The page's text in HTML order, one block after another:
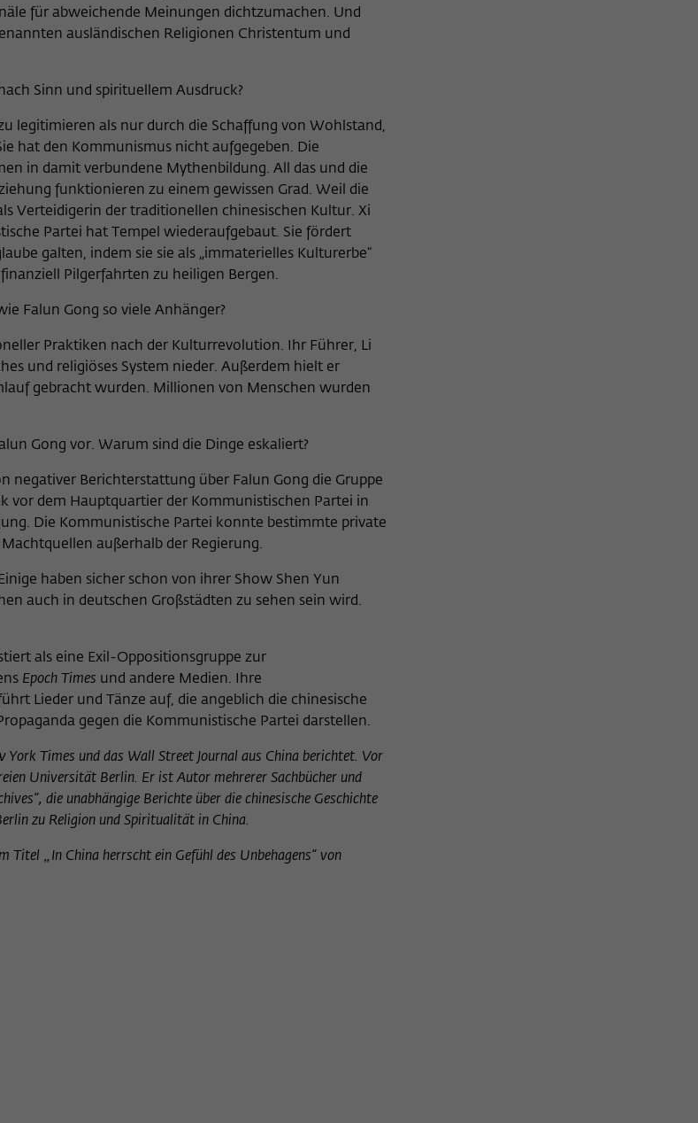
für abweichende Meinungen dichtzumachen. Und
ausländischen Religionen Christentum und
Sinn und spirituellem Ausdruck?
legitimieren als nur durch die Schaffung von Wohlstand,
hat den Kommunismus nicht aufgegeben. Die
in damit verbundene Mythenbildung. All das und die
funktionieren zu einem gewissen Grad. Weil die
Verteidigerin der traditionellen chinesischen Kultur. Xi
Partei hat Tempel wiederaufgebaut. Sie fördert
galten, indem sie sie als „immaterielles Kulturerbe“
Pilgerfahrten zu heiligen Bergen.
Falun Gong so viele Anhänger?
Praktiken nach der Kulturrevolution. Ihr Führer, Li
und religiöses System nieder. Außerdem hielt er
gebracht wurden. Millionen von Menschen wurden
Gong vor. Warum sind die Dinge eskaliert?
negativer Berichterstattung über Falun Gong die Gruppe
vor dem Hauptquartier der Kommunistischen Partei in
Die Kommunistische Partei konnte bestimmte private
außerhalb der Regierung.
haben sicher schon von ihrer Show Shen Yun
auch in deutschen Großstädten zu sehen sein wird.
als eine Exil-Oppositionsgruppe zur
Epoch Times und andere Medien. Ihre
Lieder und Tänze auf, die angeblich die chinesische
gegen die Kommunistische Partei darstellen.
York Times und das Wall Street Journal aus China berichtet. Vor
Universität Berlin. Er ist Autor mehrerer Sachbücher und
die unabhängige Berichte über die chinesische Geschichte
zu Religion und Spiritualität in China.
„In China herrscht ein Gefühl des Unbehagens“ von